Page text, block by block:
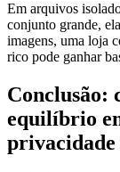
Em arquivos
conjunto grande,
imagens, uma loja
rico pode ganhar
Conclusão:
equilíbrio
privacidade